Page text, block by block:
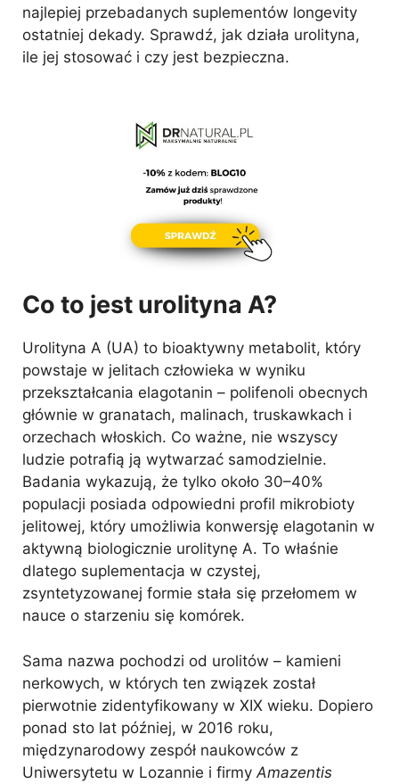
najlepiej przebadanych suplementów longevity
ostatniej dekady. Sprawdź, jak działa urolityna,
ile jej stosować i czy jest bezpieczna.
Co to jest urolityna A?
Urolityna A (UA) to bioaktywny metabolit, który
powstaje w jelitach człowieka w wyniku
przekształcania elagotanin – polifenoli obecnych
głównie w granatach, malinach, truskawkach i
orzechach włoskich. Co ważne, nie wszyscy
ludzie potrafią ją wytwarzać samodzielnie.
Badania wykazują, że tylko około 30–40%
populacji posiada odpowiedni profil mikrobioty
jelitowej, który umożliwia konwersję elagotanin w
aktywną biologicznie urolitynę A. To właśnie
dlatego suplementacja w czystej,
zsyntetyzowanej formie stała się przełomem w
nauce o starzeniu się komórek.
Sama nazwa pochodzi od urolitów – kamieni
nerkowych, w których ten związek został
pierwotnie zidentyfikowany w XIX wieku. Dopiero
ponad sto lat później, w 2016 roku,
międzynarodowy zespół naukowców z
Uniwersytetu w Lozannie i firmy Amazentis